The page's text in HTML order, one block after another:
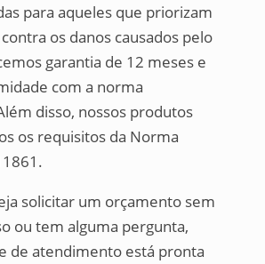
para aqueles que priorizam
os danos causados pelo
garantia de 12 meses e
com a norma
disso, nossos produtos
os requisitos da Norma
solicitar um orçamento sem
ou tem alguma pergunta,
de atendimento está pronta